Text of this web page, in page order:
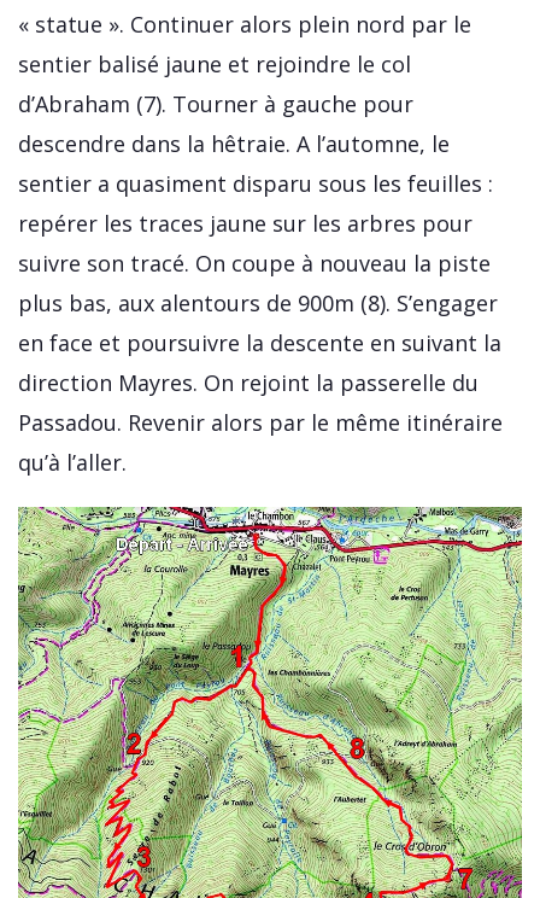
« statue ». Continuer alors plein nord par le
sentier balisé jaune et rejoindre le col
d’Abraham (7). Tourner à gauche pour
descendre dans la hêtraie. A l’automne, le
sentier a quasiment disparu sous les feuilles :
repérer les traces jaune sur les arbres pour
suivre son tracé. On coupe à nouveau la piste
plus bas, aux alentours de 900m (8). S’engager
en face et poursuivre la descente en suivant la
direction Mayres. On rejoint la passerelle du
Passadou. Revenir alors par le même itinéraire
qu’à l’aller.